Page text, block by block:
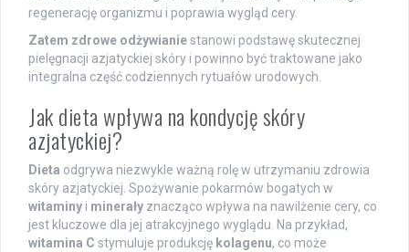
regenerację organizmu i poprawia wygląd cery.
Zatem zdrowe odżywianiestanowi podstawę skutecznej
pielęgnacji azjatyckiej skóry i powinno być traktowane jako
integralna część codziennych rytuałów urodowych.
Jak dieta wpływa na kondycję skóry
azjatyckiej?
Dieta odgrywa niezwykle ważną rolę w utrzymaniu zdrowia
skóry azjatyckiej. Spożywanie pokarmów bogatych w
witaminy i minerały znacząco wpływa na nawilżenie cery, co
jest kluczowe dla jej atrakcyjnego wyglądu. Na przykład,
witamina C stymuluje produkcję kolagenu, co może